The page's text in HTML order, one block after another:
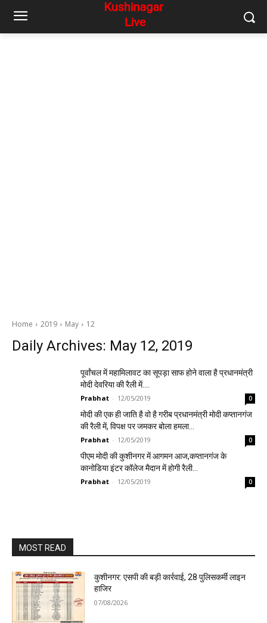
Home 2019 May 12
Daily Archives: May 12, 2019
पूर्वांचल में महामिलावट का सूपड़ा साफ होने वाला है प्रधानमंत्री
मोदी देवरिया की रैली में….
Prabhat - 12/05/2019 0
मोदी की एक ही जाति है वो है गरीब प्रधानमंत्री मोदी कप्तानगंज
की रैली में, विपक्ष पर जमकर बोला हमला…
Prabhat - 12/05/2019 0
पीएम मोदी की कुशीनगर में आगमन आज,कप्तानगंज के
कानोडिया इंटर कॉलेज मैदान में होगी रैली…
Prabhat - 12/05/2019 0
MOST READ
कुशीनगर: एसपी की बड़ी कार्रवाई, 28 पुलिसकर्मी लाइन
हाजिर
07/08/2026